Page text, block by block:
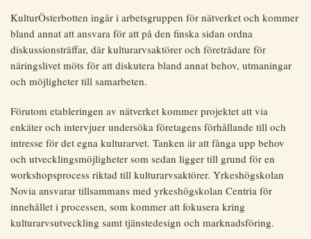
KulturÖsterbotten ingår i arbetsgruppen för nätverket och kommer
bland annat att ansvara för att på den finska sidan ordna
diskussionsträffar, där kulturarvsaktörer och företrädare för
näringslivet möts för att diskutera bland annat behov, utmaningar
och möjligheter till samarbeten.
Förutom etableringen av nätverket kommer projektet att via
enkäter och intervjuer undersöka företagens förhållande till och
intresse för det egna kulturarvet. Tanken är att fånga upp behov
och utvecklingsmöjligheter som sedan ligger till grund för en
workshopsprocess riktad till kulturarvsaktörer. Yrkeshögskolan
Novia ansvarar tillsammans med yrkeshögskolan Centria för
innehållet i processen, som kommer att fokusera kring
kulturarvsutveckling samt tjänstedesign och marknadsföring.